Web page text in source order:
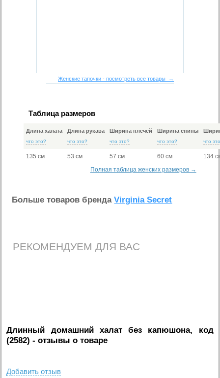
Женские тапочки - посмотреть все товары →
Таблица размеров
Длина халата
что это?
Длина рукава
что это?
Ширина плечей
что это?
Ширина спины
что это? что
135 см 53 см 57 см 60 см
134
Полная таблица женских размеров →
Больше товаров брендаVirginia Secret
РЕКОМЕНДУЕМ ДЛЯ ВАС
Длинный домашний халат без капюшона, код
(2582) - отзывы о товаре
Добавить отзыв